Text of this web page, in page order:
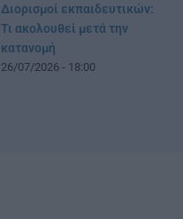
Διορισμοί εκπαιδευτικών:
Τι ακολουθεί μετά την
κατανομή
26/07/2026 - 18:00